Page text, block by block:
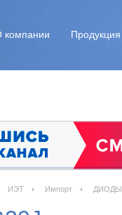
компании Продукция
ИЭТ Импорт ДИОДЫ